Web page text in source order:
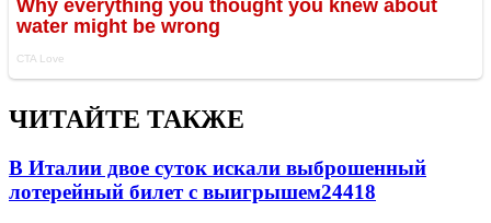
ЧИТАЙТЕ ТАКЖЕ
В Италии двое суток искали выброшенный
лотерейный билет с выигрышем24418